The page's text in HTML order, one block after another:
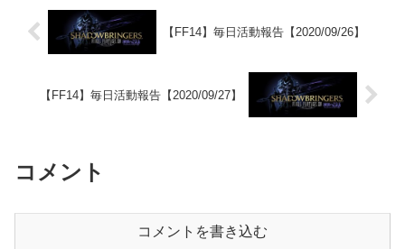
【FF14】毎日活動報告【2020/09/26】
【FF14】毎日活動報告【2020/09/27】
コメント
コメントを書き込む